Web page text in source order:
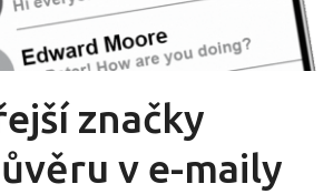
značky
v e-maily